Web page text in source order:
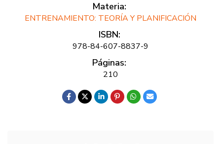
Materia:
ENTRENAMIENTO: TEORÍA Y PLANIFICACIÓN
ISBN:
978-84-607-8837-9
Páginas:
210